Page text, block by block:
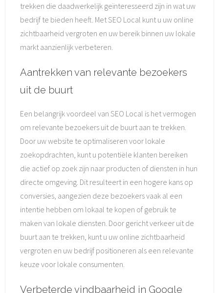
trekken die daadwerkelijk geïnteresseerd zijn in wat uw
bedrijf te bieden heeft. Met SEO Local kunt u uw online
zichtbaarheid vergroten en uw bereik binnen uw lokale
markt aanzienlijk verbeteren.
Aantrekken van relevante bezoekers
uit de buurt
Een belangrijk voordeel van SEO Local is het vermogen
om relevante bezoekers uit de buurt aan te trekken.
Door uw website te optimaliseren voor lokale
zoekopdrachten, kunt u potentiële klanten bereiken
die actief op zoek zijn naar producten of diensten in hun
directe omgeving. Dit resulteert in een hogere kans op
conversies, aangezien deze bezoekers vaak al een
intentie hebben om lokaal te kopen of gebruik te
maken van lokale diensten. Door gericht verkeer uit de
buurt aan te trekken, kunt u uw online zichtbaarheid
vergroten en uw bedrijf positioneren als een relevante
keuze voor lokale consumenten.
Verbeterde vindbaarheid in Google